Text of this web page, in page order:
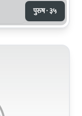
पुरुष · ३५